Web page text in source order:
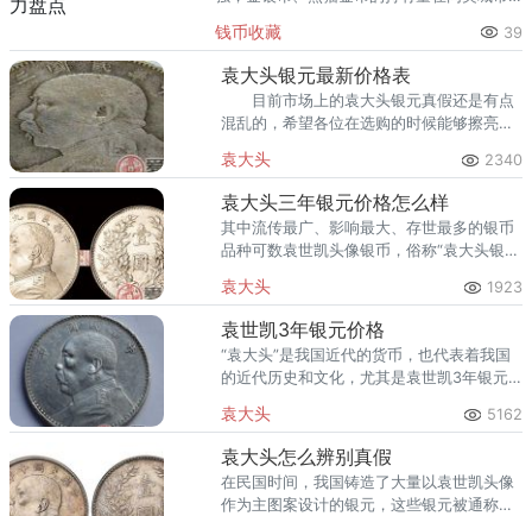
熊猫金币的需求就明显升温，但鱼龙混杂的
回收渠道里，能精准识别版别溢
钱币收藏 39
袁大头银元最新价格表
目前市场上的袁大头银元真假还是有点
混乱的，希望各位在选购的时候能够擦亮双
袁大头 2340
袁大头三年银元价格怎么样
其中流传最广、影响最大、存世最多的银币
品种可数袁世凯头像银币，俗称“袁大头银
袁大头 1923
袁世凯3年银元价格
“袁大头”是我国近代的货币，也代表着我国
的近代历史和文化，尤其是袁世凯3年银元
3年银元的制作工艺究竟有哪些不同之处。
袁大头 5162
袁大头怎么辨别真假
在民国时间，我国铸造了大量以袁世凯头像
作为主图案设计的银元，这些银元被通称为